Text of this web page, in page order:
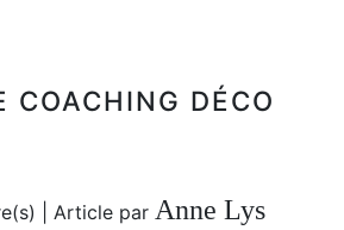
COACHING DÉCO
| Article par Anne Lys